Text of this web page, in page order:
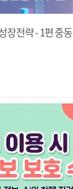
장전략 - 1편 중